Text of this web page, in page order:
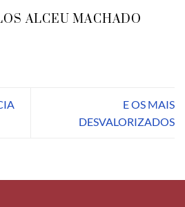
ALCEU MACHADO
E OS MAIS
DESVALORIZADOS